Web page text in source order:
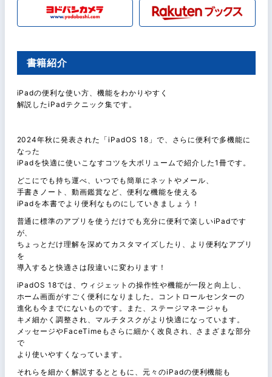
書籍紹介
iPadの便利な使い方、機能をわかりやすく
解説したiPadテクニック集です。
2024年秋に発表された「iPadOS 18」で、さらに便利で多機能に
なった
iPadを快適に使いこなすコツを大ボリュームで紹介した1冊です。
どこにでも持ち運べ、いつでも簡単にネットやメール、
手書きノート、動画鑑賞など、便利な機能を使える
iPadを本書でより便利なものにしていきましょう！
普通に標準のアプリを使うだけでも充分に便利で楽しいiPadです
が、
ちょっとだけ理解を深めてカスタマイズしたり、より便利なアプリ
を
導入すると快適さは段違いに変わります！
iPadOS 18では、ウィジェットの操作性や機能が一段と向上し、
ホーム画面がすごく便利になりました。コントロールセンターの
進化も今までにないものです。また、ステージマネージャも
キメ細かく調整され、マルチタスクがより快適になっています。
メッセージやFaceTimeもさらに細かく改良され、さまざまな部分
で
より使いやすくなっています。
それらを細かく解説するとともに、元々のiPadの便利機能も